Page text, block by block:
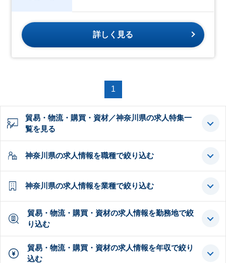
詳しく見る
1
貿易・物流・購買・資材／神奈川県の求人特集一
覧を見る
神奈川県の求人情報を職種で絞り込む
神奈川県の求人情報を業種で絞り込む
貿易・物流・購買・資材の求人情報を勤務地で絞
り込む
貿易・物流・購買・資材の求人情報を年収で絞り
込む